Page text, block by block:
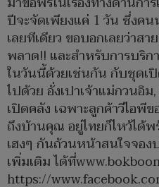
ปีจะจัดเพียงแค่ 1 วัน ซึ่งค
เลยทีเดียว ขอบอกเลยว่าส
พลาด!! และสำหรับการบริ
ในวันนี้ด้วยเช่นกัน กับชุดเ
ไปด้วย อั่งเปาเจ้าแม่กวนอิ
เปิดคลัง เฉพาะลูกค้าวีไอพี
ถึงบ้านคุณ อยู่ไทยก็ไหว้ได้
เฮงๆ กันถ้วนหน้าสนใจจอ
เพิ่มเติม ได้ที่
https://